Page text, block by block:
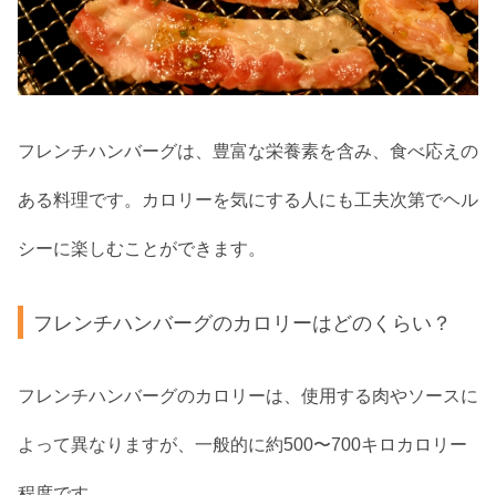
フレンチハンバーグは、豊富な栄養素を含み、食べ応えの
ある料理です。カロリーを気にする人にも工夫次第でヘル
シーに楽しむことができます。
フレンチハンバーグのカロリーはどのくらい？
フレンチハンバーグのカロリーは、使用する肉やソースに
よって異なりますが、一般的に約500〜700キロカロリー